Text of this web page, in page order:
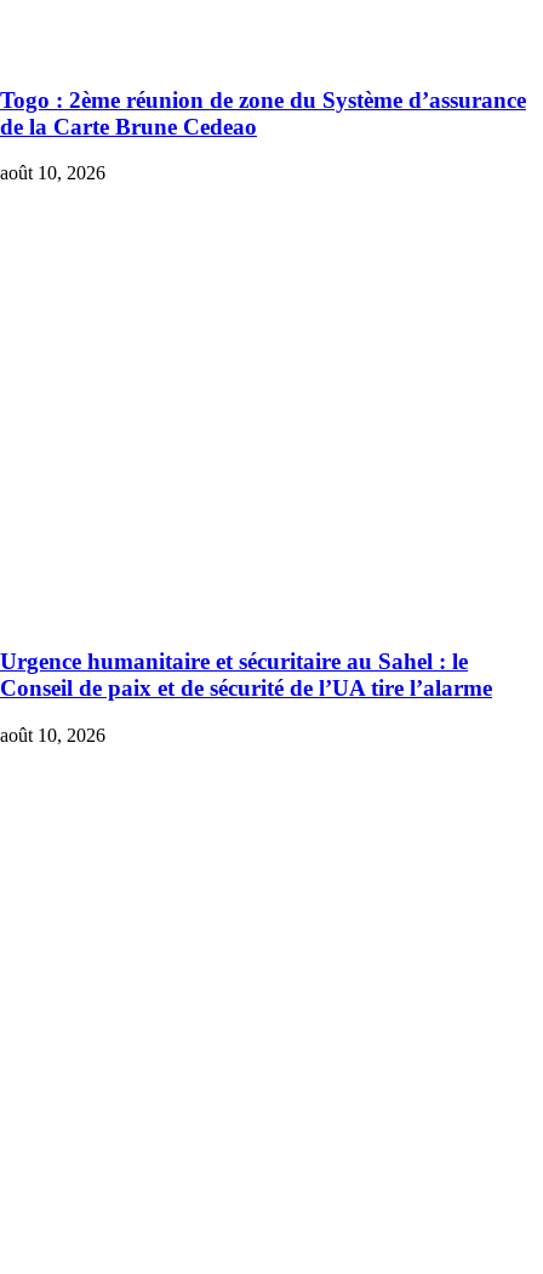
Togo : 2ème réunion de zone du Système d’assurance
de la Carte Brune Cedeao
août 10, 2026
Urgence humanitaire et sécuritaire au Sahel : le
Conseil de paix et de sécurité de l’UA tire l’alarme
août 10, 2026